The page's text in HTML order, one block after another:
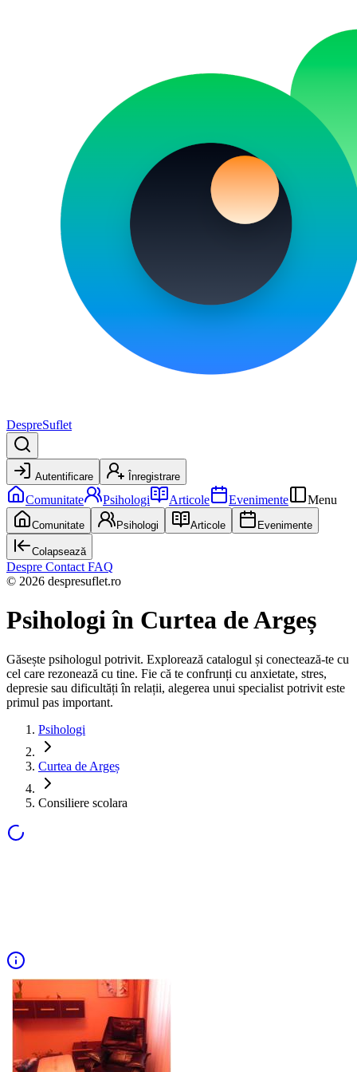
DespreSuflet
Autentificare Înregistrare
Comunitate Psihologi Articole Evenimente Menu
Comunitate Psihologi Articole Evenimente
Colapsează
Despre Contact FAQ
© 2026 despresuflet.ro
Psihologiîn Curtea de Argeș
Găsește psihologul potrivit. Explorează catalogul și conectează-te cu
cel care rezonează cu tine. Fie că te confrunți cu anxietate, stres,
depresie sau dificultăți în relații, alegerea unui specialist potrivit este
primul pas important.
Psihologi
Curtea de Argeș
Consiliere scolara